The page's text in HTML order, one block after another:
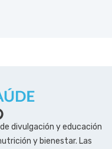
divulgación y educación
y bienestar. Las